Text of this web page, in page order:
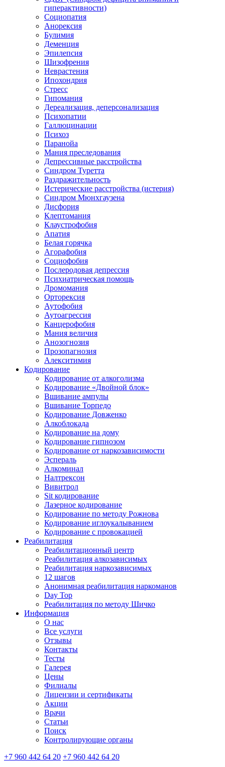
гиперактивности)
Социопатия
Анорексия
Булимия
Деменция
Эпилепсия
Шизофрения
Неврастения
Ипохондрия
Стресс
Гипомания
Дереализация, деперсонализация
Психопатии
Галлюцинации
Психоз
Паранойа
Мания преследования
Депрессивные расстройства
Синдром Туретта
Раздражительность
Истерические расстройства (истерия)
Синдром Мюнхгаузена
Дисфория
Клептомания
Клаустрофобия
Апатия
Белая горячка
Агорафобия
Социофобия
Послеродовая депрессия
Психиатрическая помощь
Дромомания
Орторексия
Аутофобия
Аутоагрессия
Канцерофобия
Мания величия
Анозогнозия
Прозопагнозия
Алекситимия
Кодирование
Кодирование от алкоголизма
Кодирование «Двойной блок»
Вшивание ампулы
Вшивание Торпедо
Кодирование Довженко
Алкоблокада
Кодирование на дому
Кодирование гипнозом
Кодирование от наркозависимости
Эспераль
Алкоминал
Налтрексон
Вивитрол
Sit кодирование
Лазерное кодирование
Кодирование по методу Рожнова
Кодирование иглоукалыванием
Кодирование с провокацией
Реабилитация
Реабилитационный центр
Реабилитация алкозависимых
Реабилитация наркозависимых
12 шагов
Анонимная реабилитация наркоманов
Day Top
Реабилитация по методу Шичко
Информация
О нас
Все услуги
Отзывы
Контакты
Тесты
Галерея
Цены
Филиалы
Лицензии и сертификаты
Акции
Врачи
Статьи
Поиск
Контролирующие органы
+7 960 442 64 20 +7 960 442 64 20